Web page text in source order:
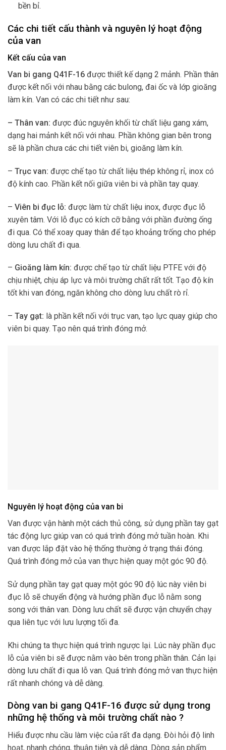
bền bỉ.
Các chi tiết cấu thành và nguyên lý hoạt động
của van
Kết cấu của van
Van bi gang Q41F-16 được thiết kế dạng 2 mảnh. Phần thân
được kết nối với nhau bằng các bulong, đai ốc và lớp gioăng
làm kín. Van có các chi tiết như sau:
– Thân van: được đúc nguyên khối từ chất liệu gang xám,
dạng hai mảnh kết nối với nhau. Phần không gian bên trong
sẽ là phần chưa các chi tiết viên bi, gioăng làm kín.
– Trục van: được chế tạo từ chất liệu thép không rỉ, inox có
độ kính cao. Phần kết nối giữa viên bi và phần tay quay.
– Viên bi đục lỗ: được làm từ chất liệu inox, được đục lỗ
xuyên tâm. Với lỗ đục có kích cỡ bằng với phần đường ống
đi qua. Có thể xoay quay thân để tạo khoảng trống cho phép
dòng lưu chất đi qua.
– Gioăng làm kín: được chế tạo từ chất liệu PTFE với độ
chịu nhiệt, chịu áp lực và môi trường chất rất tốt. Tạo độ kín
tốt khi van đóng, ngăn không cho dòng lưu chất rò rỉ.
– Tay gạt: là phần kết nối với trục van, tạo lực quay giúp cho
viên bi quay. Tạo nên quá trình đóng mở.
Nguyên lý hoạt động của van bi
Van được vận hành một cách thủ công, sử dụng phần tay gạt
tác động lực giúp van có quá trình đóng mở tuần hoàn. Khi
van được lắp đặt vào hệ thống thường ở trạng thái đóng.
Quá trình đóng mở của van thực hiện quay một góc 90 độ.
Sử dụng phần tay gạt quay một góc 90 độ lúc này viên bi
đục lỗ sẽ chuyển động và hướng phần đục lỗ nằm song
song với thân van. Dòng lưu chất sẽ được vận chuyển chạy
qua liên tục với lưu lượng tối đa.
Khi chúng ta thực hiện quá trình ngược lại. Lúc này phần đục
lỗ của viên bi sẽ được nằm vào bên trong phần thân. Cản lại
dòng lưu chất đi qua lỗ van. Quá trình đóng mở van thực hiện
rất nhanh chóng và dễ dàng.
Dòng van bi gang Q41F-16 được sử dụng trong
những hệ thống và môi trường chất nào ?
Hiểu được nhu cầu làm việc của rất đa dạng. Đòi hỏi độ linh
hoạt, nhanh chóng, thuận tiện và dễ dàng. Dòng sản phẩm